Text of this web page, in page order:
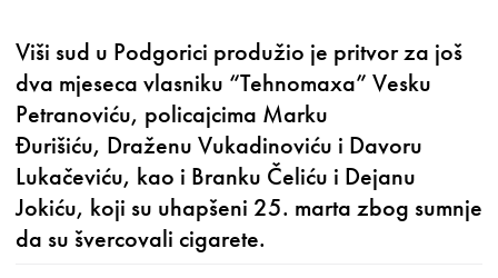
Viši sud u Podgorici produžio je pritvor za još
dva mjeseca vlasniku “Tehnomaxa” Vesku
Petranoviću, policajcima Marku
Đurišiću, Draženu Vukadinoviću i Davoru
Lukačeviću, kao i Branku Čeliću i Dejanu
Jokiću, koji su uhapšeni 25. marta zbog sumnje
da su švercovali cigarete.